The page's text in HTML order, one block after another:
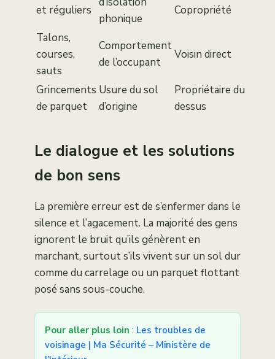
et réguliers
phonique
Copropriété
Talons,
courses,
sauts
Comportement
de l’occupant
Voisin direct
Grincements
de parquet
Usure du sol
d’origine
Propriétaire du
dessus
Le dialogue et les solutions
de bon sens
La première erreur est de s’enfermer dans le
silence et l’agacement. La majorité des gens
ignorent le bruit qu’ils génèrent en
marchant, surtout s’ils vivent sur un sol dur
comme du carrelage ou un parquet flottant
posé sans sous-couche.
Pour aller plus loin : Les troubles de
voisinage | Ma Sécurité – Ministère de